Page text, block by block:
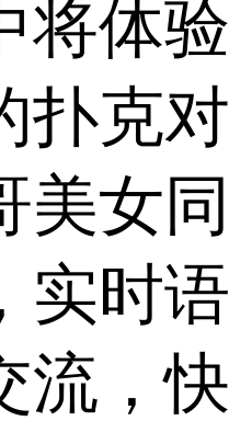
将体验
扑克对
美女同
实时语
流，快